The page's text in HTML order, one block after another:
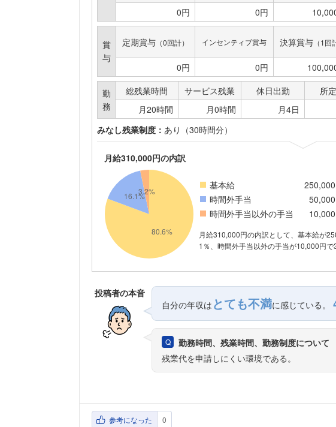
0円
0円
賞
与
定期賞与 （0回計） インセンティブ賞与 決算賞与（1回
0円
0円
勤
務
総残業時間 サービス残業 休日出勤
所
月20時間
月0時間 月4日
みなし残業制度： あり（30時間分）
月給310,000円の内訳
基本給
時間外手当
時間外手当以外の手当
月給310,000円の内訳として、基本給が
1％、時間外手当以外の手当が10,000円で
投稿者の本音
自分の年収は とても不満に感じている。
勤務時間、残業時間、勤務制度について
残業代を申請しにくい環境である。
参考になった 0